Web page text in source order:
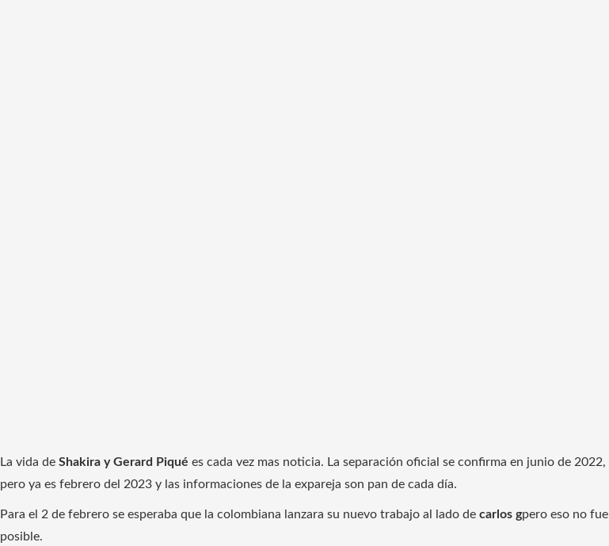
La vida de Shakira y Gerard Piqué es cada vez mas noticia. La separación oficial se confirma en junio de 2022,
pero ya es febrero del 2023 y las informaciones de la expareja son pan de cada día.
Para el 2 de febrero se esperaba que la colombiana lanzara su nuevo trabajo al lado de carlos gpero eso no fue
posible.